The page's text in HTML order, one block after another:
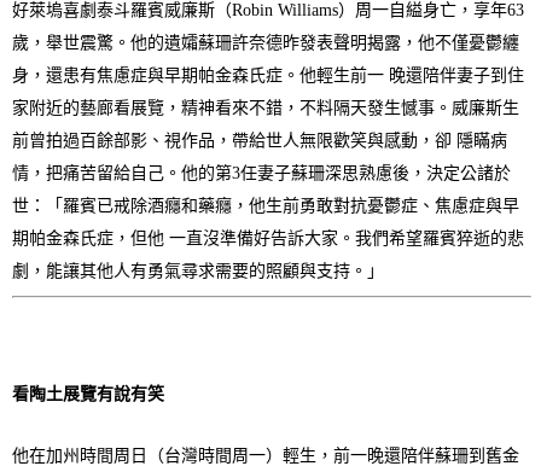
好萊塢喜劇泰斗羅賓威廉斯（Robin Williams）周一自縊身亡，享年63
歲，舉世震驚。他的遺孀蘇珊許奈德昨發表聲明揭露，他不僅憂鬱纏
身，還患有焦慮症與早期帕金森氏症。他輕生前一 晚還陪伴妻子到住
家附近的藝廊看展覽，精神看來不錯，不料隔天發生憾事。威廉斯生
前曾拍過百餘部影、視作品，帶給世人無限歡笑與感動，卻 隱瞞病
情，把痛苦留給自己。他的第3任妻子蘇珊深思熟慮後，決定公諸於
世：「羅賓已戒除酒癮和藥癮，他生前勇敢對抗憂鬱症、焦慮症與早
期帕金森氏症，但他 一直沒準備好告訴大家。我們希望羅賓猝逝的悲
劇，能讓其他人有勇氣尋求需要的照顧與支持。」
看陶土展覽有說有笑
他在加州時間周日（台灣時間周一）輕生，前一晚還陪伴蘇珊到舊金